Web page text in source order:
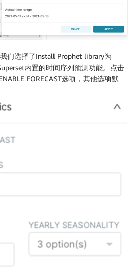
们选择了Install Prophet library为
内置的时间序列预测功能。点击
FORECAST选项，其他选项默